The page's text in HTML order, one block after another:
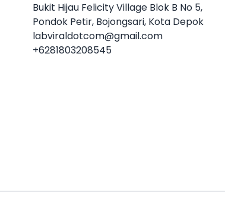
Bukit Hijau Felicity Village Blok B No 5,
Pondok Petir, Bojongsari, Kota Depok
labviraldotcom@gmail.com
+6281803208545